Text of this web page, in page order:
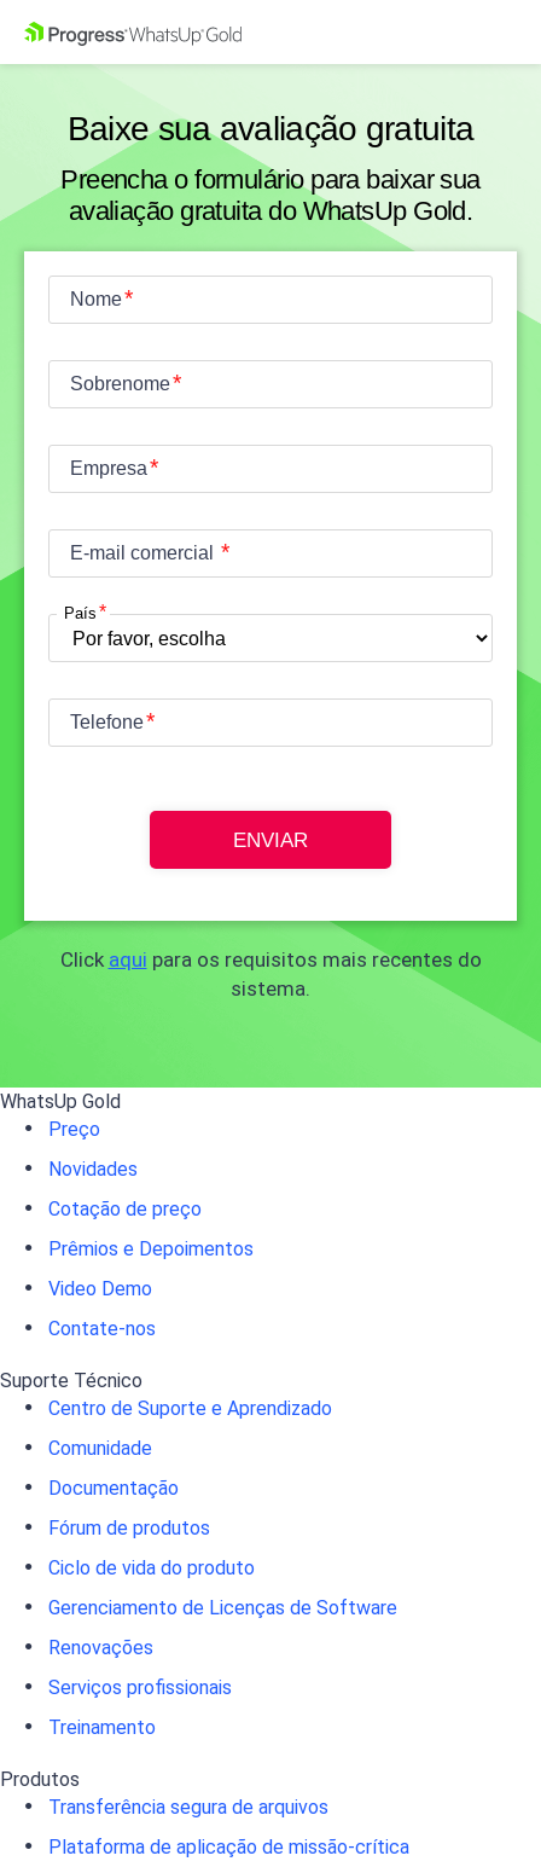
Baixe sua avaliação gratuita
Preencha o formulário para baixar sua
avaliação gratuita do WhatsUp Gold.
Nome
Sobrenome
Empresa
E-mail comercial
País
Telefone
ENVIAR
Click aqui para os requisitos mais recentes do
sistema.
WhatsUp Gold
Preço
Novidades
Cotação de preço
Prêmios e Depoimentos
Video Demo
Contate-nos
Suporte Técnico
Centro de Suporte e Aprendizado
Comunidade
Documentação
Fórum de produtos
Ciclo de vida do produto
Gerenciamento de Licenças de Software
Renovações
Serviços profissionais
Treinamento
Produtos
Transferência segura de arquivos
Plataforma de aplicação de missão-crítica